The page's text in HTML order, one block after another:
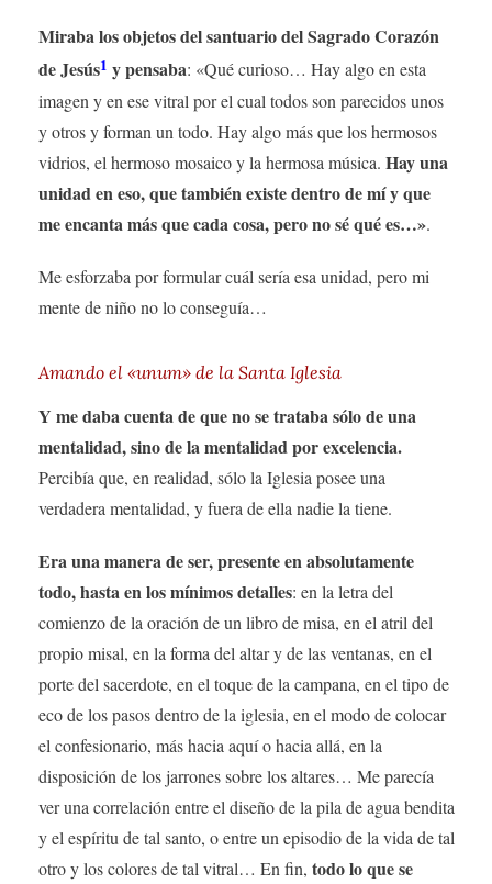
Miraba los objetos del santuario del Sagrado Corazón
de Jesús1 y pensaba: «Qué curioso… Hay algo en esta
imagen y en ese vitral por el cual todos son parecidos unos
y otros y forman un todo. Hay algo más que los hermosos
vidrios, el hermoso mosaico y la hermosa música. Hay una
unidad en eso, que también existe dentro de mí y que
me encanta más que cada cosa, pero no sé qué es…».
Me esforzaba por formular cuál sería esa unidad, pero mi
mente de niño no lo conseguía…
Amando el «unum» de la Santa Iglesia
Y me daba cuenta de que no se trataba sólo de una
mentalidad, sino de la mentalidad por excelencia.
Percibía que, en realidad, sólo la Iglesia posee una
verdadera mentalidad, y fuera de ella nadie la tiene.
Era una manera de ser, presente en absolutamente
todo, hasta en los mínimos detalles: en la letra del
comienzo de la oración de un libro de misa, en el atril del
propio misal, en la forma del altar y de las ventanas, en el
porte del sacerdote, en el toque de la campana, en el tipo de
eco de los pasos dentro de la iglesia, en el modo de colocar
el confesionario, más hacia aquí o hacia allá, en la
disposición de los jarrones sobre los altares… Me parecía
ver una correlación entre el diseño de la pila de agua bendita
y el espíritu de tal santo, o entre un episodio de la vida de tal
otro y los colores de tal vitral… En fin, todo lo que se